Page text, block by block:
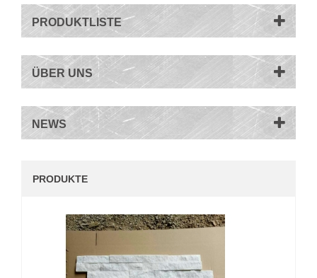
PRODUKTLISTE
ÜBER UNS
NEWS
PRODUKTE